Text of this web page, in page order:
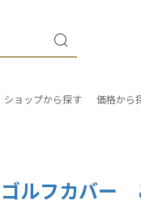
ショップから探す 価格から
ゴルフカバー